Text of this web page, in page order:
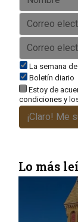
La semana
Boletín diario
Estoy de
condiciones y
¡Claro! Me
Lo más